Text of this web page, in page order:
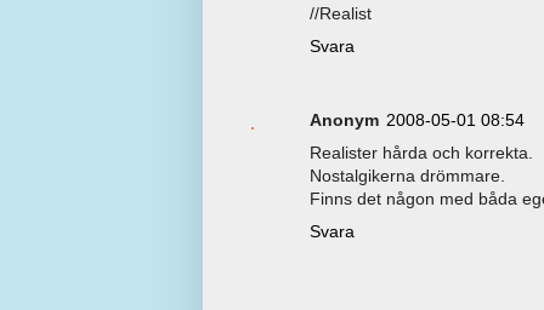
//Realist
Svara
Anonym 2008-05-01 08:54
Realister hårda och korrekta.
Nostalgikerna drömmare.
Finns det någon med båda
Svara